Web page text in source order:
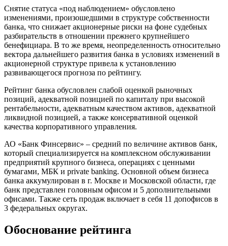
Снятие статуса «под наблюдением» обусловлено
изменениями, произошедшими в структуре собственности
банка, что снижает акционерные риски на фоне судебных
разбирательств в отношении прежнего крупнейшего
бенефициара. В то же время, неопределенность относительно
вектора дальнейшего развития банка в условиях изменений в
акционерной структуре привела к установлению
развивающегося прогноза по рейтингу.
Рейтинг банка обусловлен слабой оценкой рыночных
позиций, адекватной позицией по капиталу при высокой
рентабельности, адекватным качеством активов, адекватной
ликвидной позицией, а также консервативной оценкой
качества корпоративного управления.
АО «Банк Финсервис» – средний по величине активов банк,
который специализируется на комплексном обслуживании
предприятий крупного бизнеса, операциях с ценными
бумагами, МБК и private banking. Основной объем бизнеса
банка аккумулирован в г. Москве и Московской области, где
банк представлен головным офисом и 5 дополнительными
офисами. Также сеть продаж включает в себя 11 допофисов в
3 федеральных округах.
Обоснование рейтинга